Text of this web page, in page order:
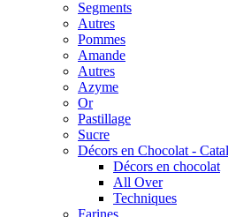
Segments
Autres
Pommes
Amande
Autres
Azyme
Or
Pastillage
Sucre
Décors en Chocolat -
Décors en chocolat
All Over
Techniques
Farines